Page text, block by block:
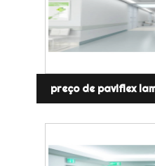
preço de paviflex